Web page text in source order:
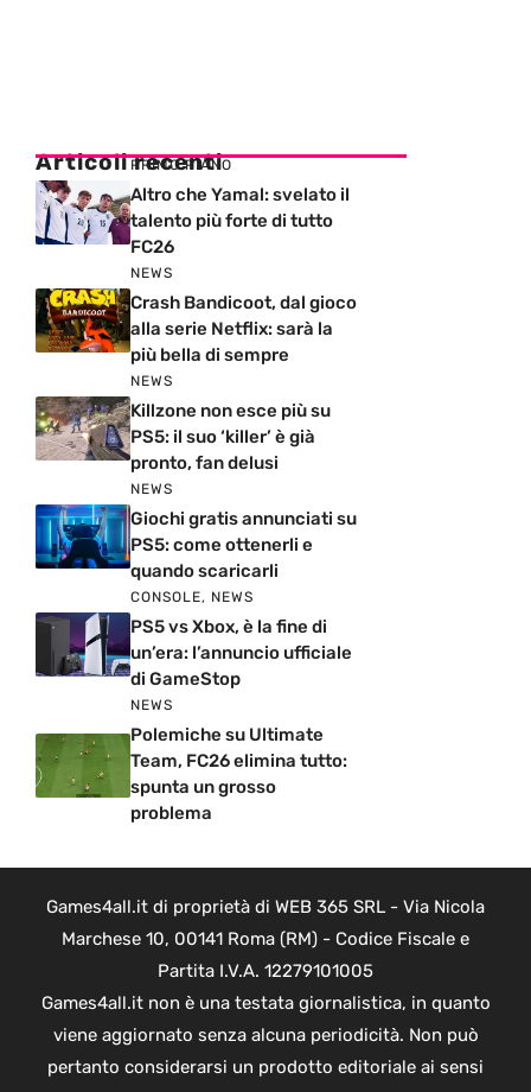
Articoli recenti
PRIMO PIANO
Altro che Yamal: svelato il
talento più forte di tutto
FC26
NEWS
Crash Bandicoot, dal gioco
alla serie Netflix: sarà la
più bella di sempre
NEWS
Killzone non esce più su
PS5: il suo ‘killer’ è già
pronto, fan delusi
NEWS
Giochi gratis annunciati su
PS5: come ottenerli e
quando scaricarli
CONSOLE, NEWS
PS5 vs Xbox, è la fine di
un’era: l’annuncio ufficiale
di GameStop
NEWS
Polemiche su Ultimate
Team, FC26 elimina tutto:
spunta un grosso
problema
Games4all.it di proprietà di WEB 365 SRL - Via Nicola
Marchese 10, 00141 Roma (RM) - Codice Fiscale e
Partita I.V.A. 12279101005
Games4all.it non è una testata giornalistica, in quanto
viene aggiornato senza alcuna periodicità. Non può
pertanto considerarsi un prodotto editoriale ai sensi